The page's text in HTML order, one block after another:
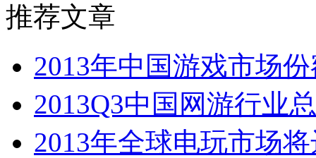
推荐文章
2013年中国游戏市场
2013Q3中国网游行业
2013年全球电玩市场